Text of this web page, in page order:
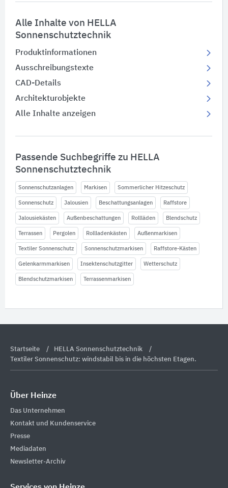
Alle Inhalte von HELLA
Sonnenschutztechnik
Produktinformationen
Ausschreibungstexte
CAD-Details
Architekturobjekte
Alle Inhalte anzeigen
Passende Suchbegriffe zu HELLA
Sonnenschutztechnik
Sonnenschutzanlagen Markisen Sommerlicher Hitzeschutz
Sonnenschutz Jalousien Beschattungsanlagen Raffstore
Jalousiekästen Außenbeschattungen Rollläden Blendschutz
Terrassen Pergolen Rollladenkästen Außenmarkisen
Textiler Sonnenschutz Sonnenschutzmarkisen Raffstore-Kästen
Gelenkarmmarkisen Insektenschutzgitter Wetterschutz
Blendschutzmarkisen Terrassenmarkisen
Startseite
HELLA Sonnenschutztechnik
Textiler Sonnenschutz: windstabil bis in die höchsten Etagen.
Über Heinze
Das Unternehmen
Kontakt und Kundenservice
Presse
Mediadaten
Newsletter-Archiv